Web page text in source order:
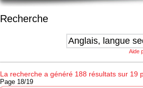
Recherche
Aide
La recherche a généré 188 résultats sur 19
Page 18/19